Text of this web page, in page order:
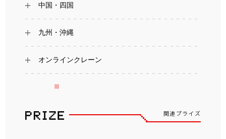
中国・四国
九州・沖縄
オンラインクレーン
関連プライズ